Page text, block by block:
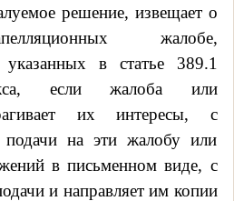
решение, извещает о
жалобе,
указанных в статье 389.1
если жалоба или
их интересы, с
подачи на эти жалобу или
в письменном виде, с
и направляет им копии